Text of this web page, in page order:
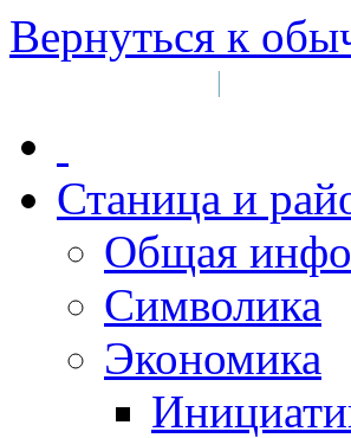
Вернуться к
|
Станица и
Общая
Символика
Экономика